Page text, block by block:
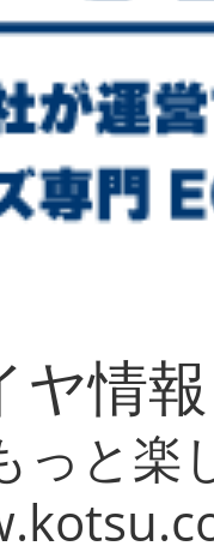
ヤ情
っと楽